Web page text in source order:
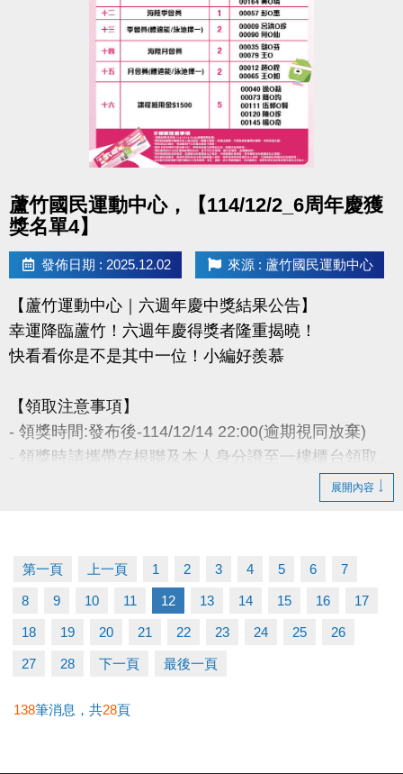
- 若使用課程折抵金報課，該課程有未開課成功之情
況，不得退費折換現金，但可轉班至有開課成功之課
- 因活動核銷需要，會複印得獎者身分證或相關個人資
料，領獎則視同同意提供本人資料，可請櫃檯註明僅
供此活動使用。
- 本活動作業說明蘆竹國民運動中心保有解釋、修正、
調整、終止等相關權利，其詳細辦法、變更事項或未
盡事宜則以網站公告為主。
洽詢專線 : (03)263-9066 分機114、115
https://www.lzsports.com.tw/zh_TW/news/pageID/1/
FB : @桃園市蘆竹國民運動中心
IG : @luzhusports
蘆竹國民運動中心，【114/12/2_6周年慶獲
獎名單4】
發佈日期 : 2025.12.02 來源 : 蘆竹國民運動中心
【蘆竹運動中心｜六週年慶中獎結果公告】
幸運降臨蘆竹！六週年慶得獎者隆重揭曉！
快看看你是不是其中一位！小編好羨慕
【領取注意事項】
- 領獎時間:發布後-114/12/14 22:00(逾期視同放棄)
- 領獎時請攜帶存根聯及本人身分證至一樓櫃台領取。
若無法親領，代領者亦需攜帶存根聯、中獎者身分
獎。
- 會員卡獎項領取日即為開卡日，會員資格當日起開始
生效，恕無法延後使用。
- 課程抵用金$1500及場地抵用金$500，皆不可分次使
用，進行折抵後，由櫃檯收回。
況，不得退費折換現金，但可轉班至有開課成功之課
展開內容
第一頁 上一頁 1 2 3 4 5 6 7
8 9 10 11 12 13 14 15 16 17
18 19 20 21 22 23 24 25 26
27 28 下一頁 最後一頁
138筆消息，共28頁